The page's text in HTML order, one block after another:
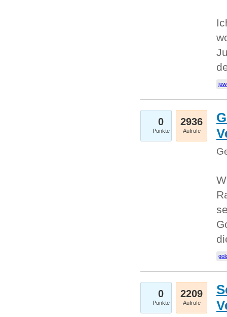
0
Punkte
2936
Aufrufe
0
Punkte
2209
Aufrufe